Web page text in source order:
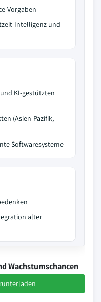
Vorgaben
Intelligenz und
KI-gestützten
(Asien-Pazifik,
Softwaresysteme
alter
Wachstumschancen